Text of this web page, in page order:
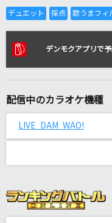
リアルタイ
[生音]忘れてやらな
ホウキ雲
最後の雨
デンモクアプリで
配信中のカラオケ機種
LIVE DAM WAO!